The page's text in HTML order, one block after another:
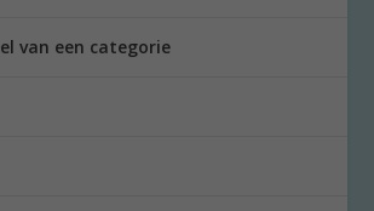
van een categorie